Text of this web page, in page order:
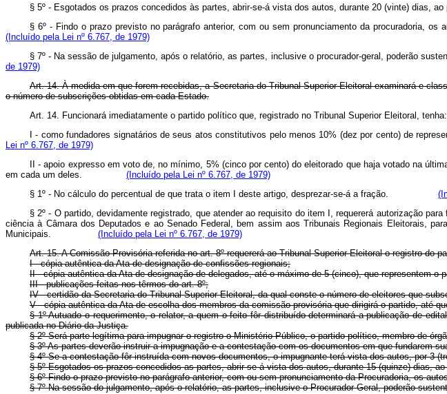
§ 5º - Esgotados os prazos concedidos às partes, abrir-se-á vista dos autos, durante 20 (vinte)
§ 6º - Findo o prazo previsto no parágrafo anterior, com ou sem pronunciamento da
(Incluído pela Lei nº 6.767, de 1979)
§ 7º - Na sessão de julgamento, após o relatório, as partes, inclusive o procurador-geral,
de 1979)
Art. 14. À medida em que forem recebidas, a Secretaria do Tribunal Superior Eleitoral examinará e
o número de subscrições obtidas em cada Estado.
Art. 14. Funcionará imediatamente o partido político que, registrado no Tribunal Superior
I - como fundadores signatários de seus atos constitutivos pelo menos 10% (dez por cento) de
Lei nº 6.767, de 1979)
II - apoio expresso em voto de, no mínimo, 5% (cinco por cento) do eleitorado que haja votado na
em cada um deles. (Incluído pela Lei nº 6.767, de 1979)
§ 1º - No cálculo do percentual de que trata o item I deste artigo, desprezar-se-á a fração.
§ 2º - O partido, devidamente registrado, que atender ao requisito do item I, requererá autorização
ciência à Câmara dos Deputados e ao Senado Federal, bem assim aos Tribunais Regionais Eleitorais,
Municipais. (Incluído pela Lei nº 6.767, de 1979)
Art. 15. A Comissão Provisória referida no art. 8º requererá ao Tribunal Superior Eleitoral o registro do
I - cópia autêntica da Ata de designação de confissões regionais;
II - cópia autêntica da Ata de designação de delegados, até o máximo de 5 (cinco), que representem o
III - publicações feitas nos têrmos do art. 8º;
IV - certidão da Secretaria do Tribunal Superior Eleitoral, da qual conste o número de eleitores que
V - cópia autêntica da Ata de escolha dos membros da comissão provisória que dirigirá o partido, até
§ 1º Autuado o requerimento, o relator, a quem o feito fôr distribuído determinará a publicação de
publicada no Diário da Justiça.
§ 2º Será parte legítima para impugnar o registro o Ministério Público, o partido político, membro de
§ 3º As partes deverão instruir a impugnação e a contestação com os documentos em que fundarem
§ 4º Se a contestação fôr instruída com novos documentos, o impugnante terá vista dos autos, por 3
§ 5º Esgotados os prazos concedidos as partes, abrir-se-á vista dos autos, durante 15 (quinze) dias,
§ 6º Findo o prazo previsto no parágrafo anterior, com ou sem pronunciamento da Procuradoria, os
§ 7º Na sessão do julgamento, após o relatório, as partes, inclusive o Procurador Geral, poderão